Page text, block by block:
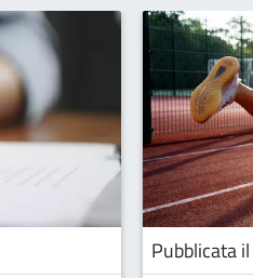
Pubblicata